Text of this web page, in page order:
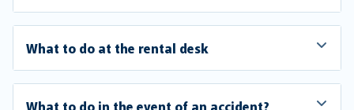
What to do at the rental desk
What to do in the event of an accident?